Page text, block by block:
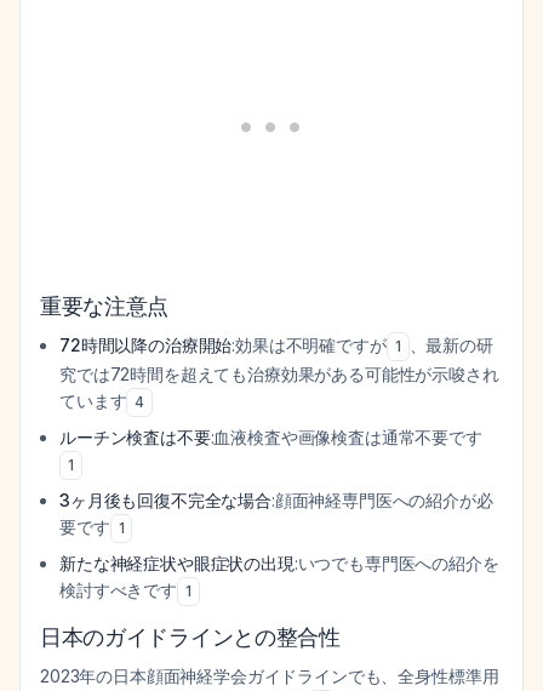
重要な注意点
72時間以降の治療開始:効果は不明確ですが 1
、最新の研
究では72時間を超えても治療効果がある可能性が示唆され
ています 4
ルーチン検査は不要:血液検査や画像検査は通常不要です
1
3ヶ月後も回復不完全な場合:顔面神経専門医への紹介が必
要です 1
新たな神経症状や眼症状の出現:いつでも専門医への紹介を
検討すべきです 1
日本のガイドラインとの整合性
2023年の日本顔面神経学会ガイドラインでも、全身性標準用